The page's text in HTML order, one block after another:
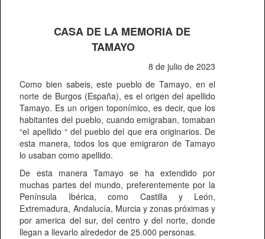
CASA DE LA MEMORIA DE
TAMAYO
8 de julio de 2023
Como bien sabeis, este pueblo de Tamayo, en el
norte de Burgos (España), es el origen del apellido
Tamayo. Es un origen toponímico, es decir, que los
habitantes del pueblo, cuando emigraban, tomaban
“el apellido “ del pueblo del que era originarios. De
esta manera, todos los que emigraron de Tamayo
lo usaban como apellido.
De esta manera Tamayo se ha extendido por
muchas partes del mundo, preferentemente por la
Península Ibérica, como Castilla y León,
Extremadura, Andalucía, Murcia y zonas próximas y
por america del sur, del centro y del norte, donde
llegan a llevarlo alrededor de 25.000 personas.